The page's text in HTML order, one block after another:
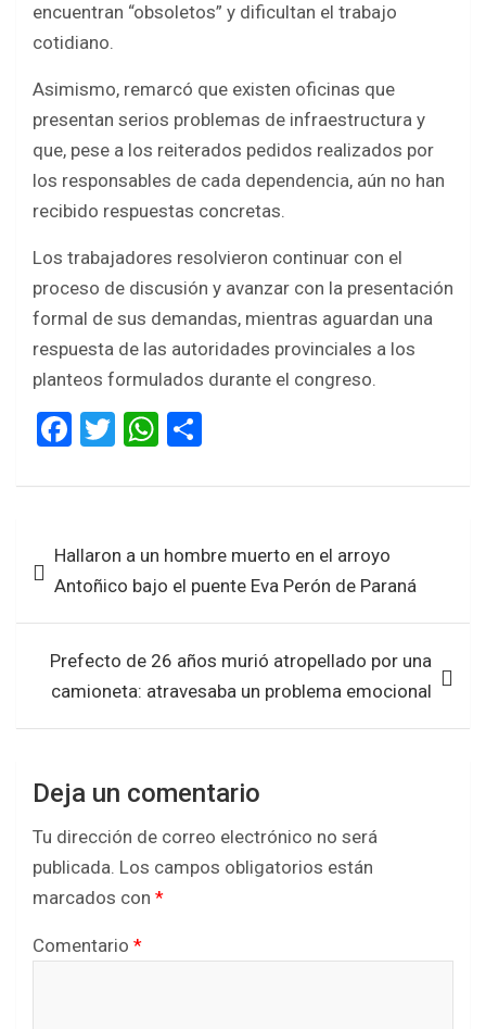
encuentran “obsoletos” y dificultan el trabajo
cotidiano.
Asimismo, remarcó que existen oficinas que
presentan serios problemas de infraestructura y
que, pese a los reiterados pedidos realizados por
los responsables de cada dependencia, aún no han
recibido respuestas concretas.
Los trabajadores resolvieron continuar con el
proceso de discusión y avanzar con la presentación
formal de sus demandas, mientras aguardan una
respuesta de las autoridades provinciales a los
planteos formulados durante el congreso.
F
ce
o
o
k
T
tt
W
at
A
p
p
ar
de Hallaron a un hombre muerto en el arroyo
Antoñico bajo el puente Eva Perón de Paraná
Prefecto de 26 años murió atropellado por una
camioneta: atravesaba un problema emocional
Deja un comentario
Tu dirección de correo electrónico no será
publicada. Los campos obligatorios están
marcados con *
Comentario *